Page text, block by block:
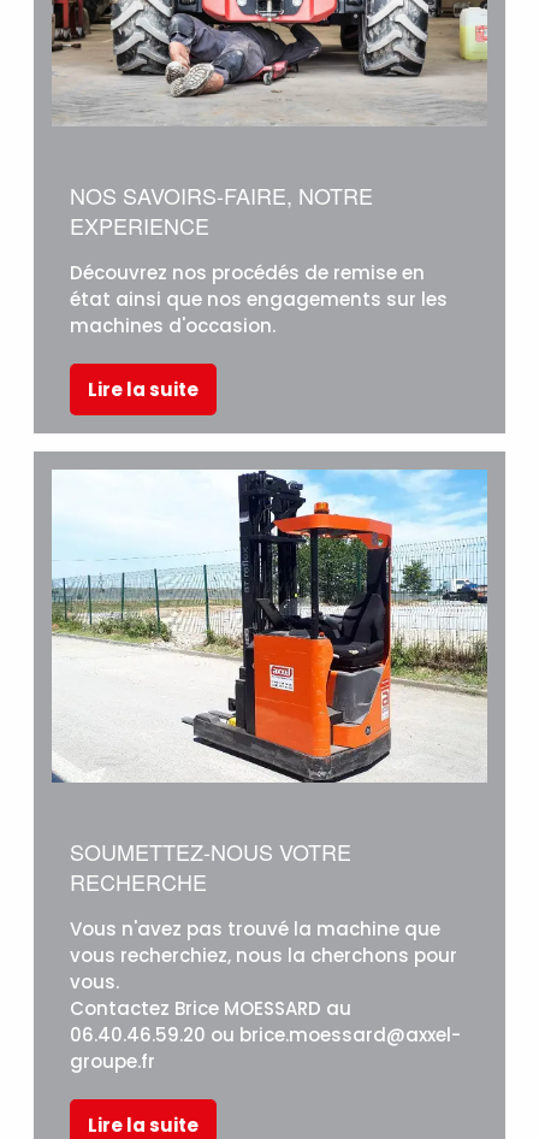
NOS SAVOIRS-FAIRE, NOTRE
EXPERIENCE
Découvrez nos procédés de remise en
état ainsi que nos engagements sur les
machines d'occasion.
Lire la suite
SOUMETTEZ-NOUS VOTRE
RECHERCHE
Vous n'avez pas trouvé la machine que
vous recherchiez, nous la cherchons pour
vous.
Contactez Brice MOESSARD au
06.40.46.59.20 ou brice.moessard@axxel-
groupe.fr
Lire la suite